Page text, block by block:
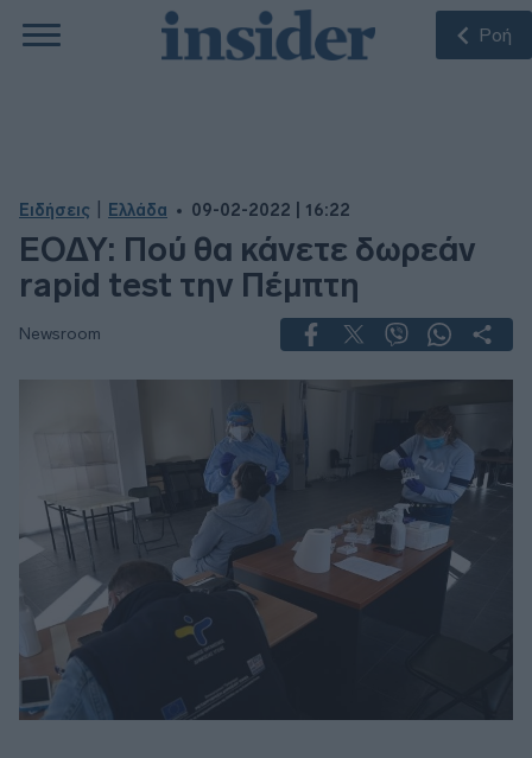
Ροή
Ειδήσεις Ελλάδα 09-02-2022 | 16:22
ΕΟΔΥ: Πού θα κάνετε δωρεάν
rapid test την Πέμπτη
Newsroom